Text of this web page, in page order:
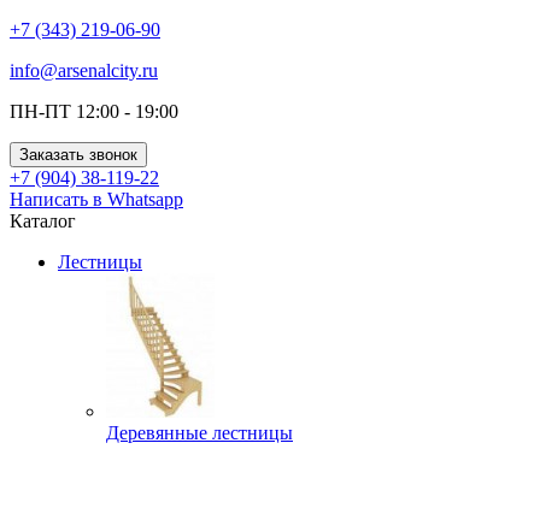
+7 (343) 219-06-90
info@arsenalcity.ru
ПН-ПТ 12:00 - 19:00
Заказать звонок
+7 (904) 38-119-22
Написать в Whatsapp
Каталог
Лестницы
Деревянные лестницы